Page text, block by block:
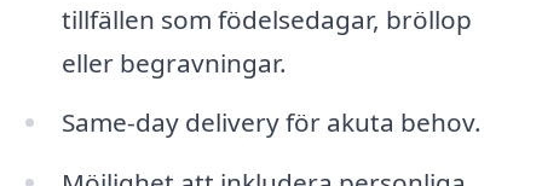
tillfällen som födelsedagar, bröllop
eller begravningar.
Same-day delivery för akuta behov.